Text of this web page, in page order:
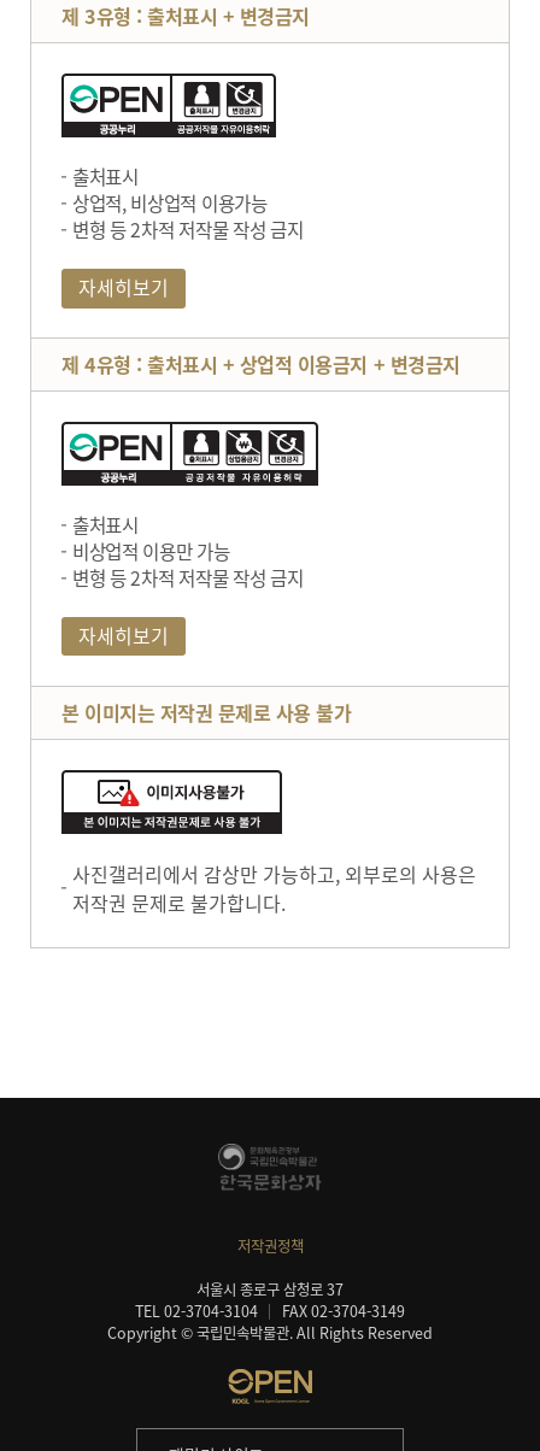
제 3유형 : 출처표시 + 변경금지
출처표시
상업적, 비상업적 이용가능
변형 등 2차적 저작물 작성 금지
자세히보기
제 4유형 : 출처표시 + 상업적 이용금지 + 변경금지
출처표시
비상업적 이용만 가능
변형 등 2차적 저작물 작성 금지
자세히보기
본 이미지는 저작권 문제로 사용 불가
사진갤러리에서 감상만 가능하고, 외부로의 사용은
저작권 문제로 불가합니다.
저작권정책
서울시 종로구 삼청로 37
TEL 02-3704-3104
FAX 02-3704-3149
Copyright © 국립민속박물관. All Rights Reserved